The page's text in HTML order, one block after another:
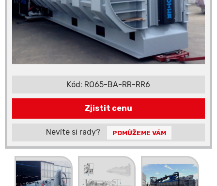
Kód: RO65-BA-RR-RR6
Zjistit cenu
Nevíte si rady? POMŮŽEME VÁM